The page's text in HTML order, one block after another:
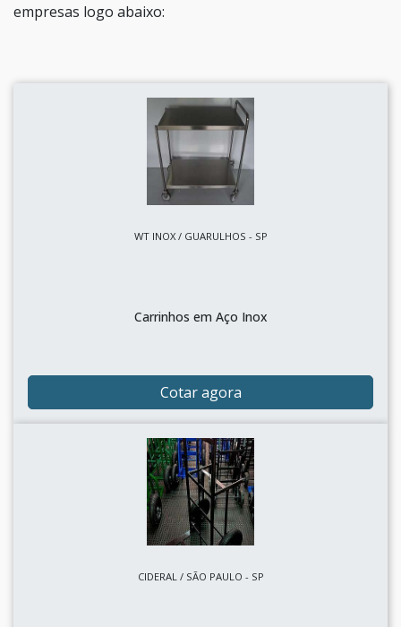
empresas logo abaixo:
WT INOX / GUARULHOS - SP
Carrinhos em Aço Inox
Cotar agora
CIDERAL / SÃO PAULO - SP